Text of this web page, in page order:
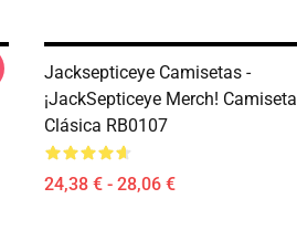
Jacksepticeye Camisetas -
¡JackSepticeye Merch! Camiseta
Clásica RB0107
24,38 € - 28,06 €